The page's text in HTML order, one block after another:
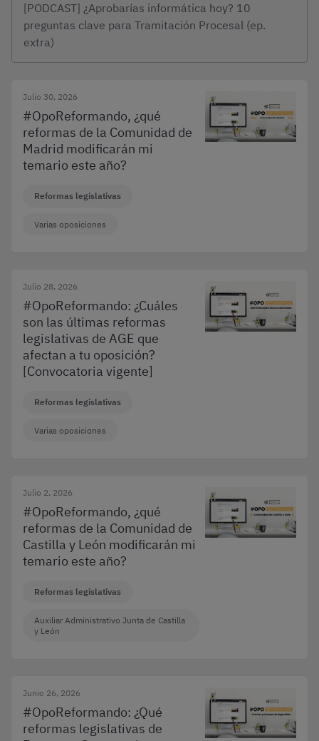
[PODCAST] ¿Aprobarías informática hoy? 10
preguntas clave para Tramitación Procesal (ep.
extra)
Julio 30, 2026
#OpoReformando, ¿qué
reformas de la Comunidad de
Madrid modificarán mi
temario este año?
Reformas legislativas
Varias oposiciones
Julio 28, 2026
#OpoReformando: ¿Cuáles
son las últimas reformas
legislativas de AGE que
afectan a tu oposición?
[Convocatoria vigente]
Reformas legislativas
Varias oposiciones
Julio 2, 2026
#OpoReformando, ¿qué
reformas de la Comunidad de
Castilla y León modificarán mi
temario este año?
Reformas legislativas
Auxiliar Administrativo Junta de Castilla
y León
Junio 26, 2026
#OpoReformando: ¿Qué
reformas legislativas de